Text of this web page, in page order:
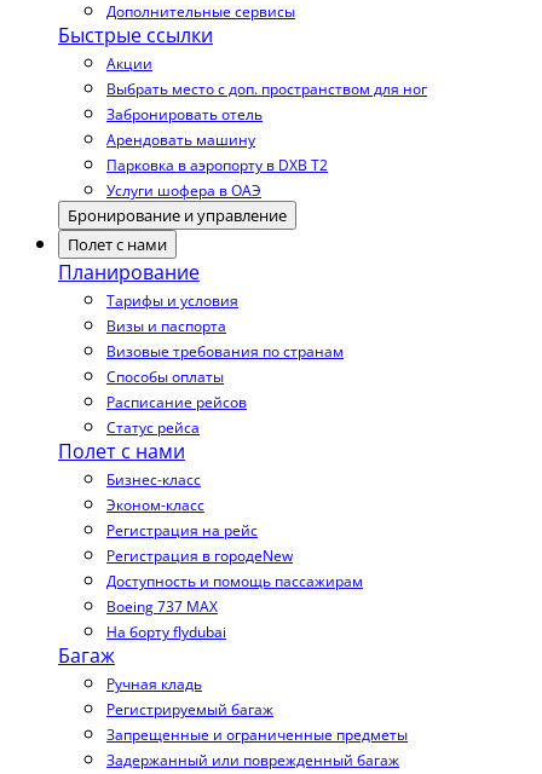
Дополнительные сервисы
Быстрые ссылки
Акции
Выбрать место с доп. пространством для ног
Забронировать отель
Арендовать машину
Парковка в аэропорту в DXB T2
Услуги шофера в ОАЭ
Бронирование и управление
Полет с нами
Планирование
Тарифы и условия
Визы и паспорта
Визовые требования по странам
Способы оплаты
Расписание рейсов
Статус рейса
Полет с нами
Бизнес-класс
Эконом-класс
Регистрация на рейс
Регистрация в городеNew
Доступность и помощь пассажирам
Boeing 737 MAX
На борту flydubai
Багаж
Ручная кладь
Регистрируемый багаж
Запрещенные и ограниченные предметы
Задержанный или поврежденный багаж